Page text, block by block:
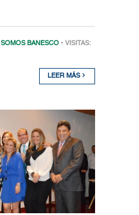
SOMOS BANESCO • VISITAS:
LEER MÁS